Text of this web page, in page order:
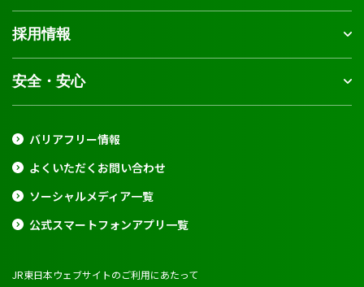
採用情報
安全・安心
バリアフリー情報
よくいただくお問い合わせ
ソーシャルメディア一覧
公式スマートフォンアプリ一覧
JR東日本ウェブサイトのご利用にあたって